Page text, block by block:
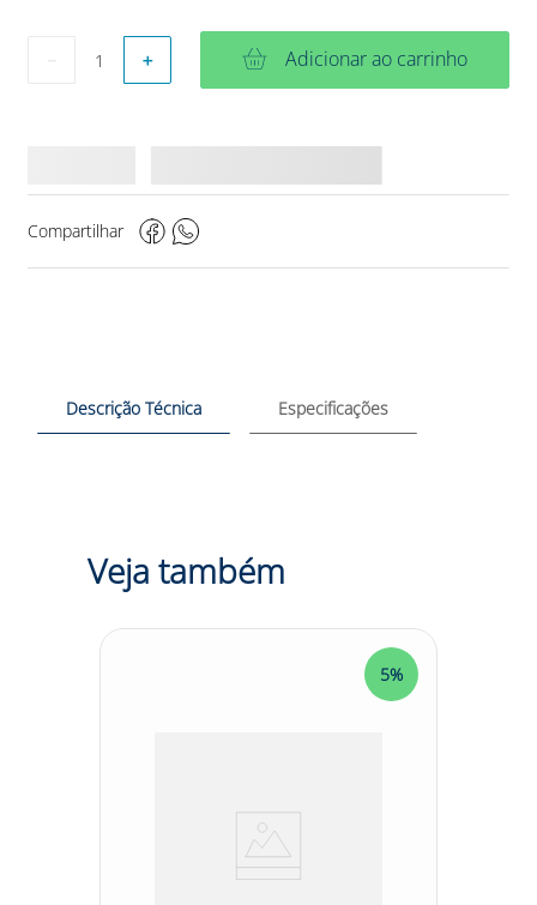
＋ Adicionar ao carrinho
Compartilhar
Descrição Técnica Especificações
Veja também
5%